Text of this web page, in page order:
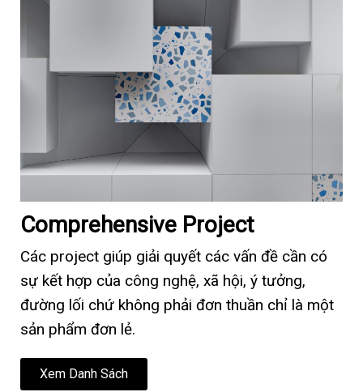
Comprehensive Project
Các project giúp giải quyết các vấn đề cần có
sự kết hợp của công nghệ, xã hội, ý tưởng,
đường lối chứ không phải đơn thuần chỉ là một
sản phẩm đơn lẻ.
Xem Danh Sách